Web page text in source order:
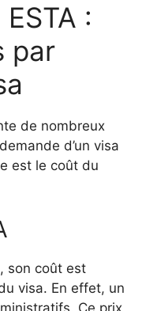
:
par
de nombreux
d’un visa
est le coût du
son coût est
visa. En effet, un
Ce prix